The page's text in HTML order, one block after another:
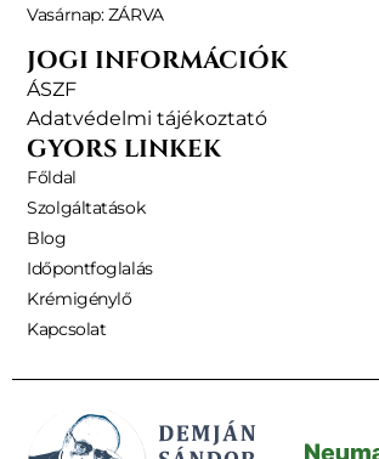
Vasárnap: ZÁRVA
JOGI INFORMÁCIÓK
ÁSZF
Adatvédelmi tájékoztató
GYORS LINKEK
Főldal
Szolgáltatások
Blog
Időpontfoglalás
Krémigénylő
Kapcsolat